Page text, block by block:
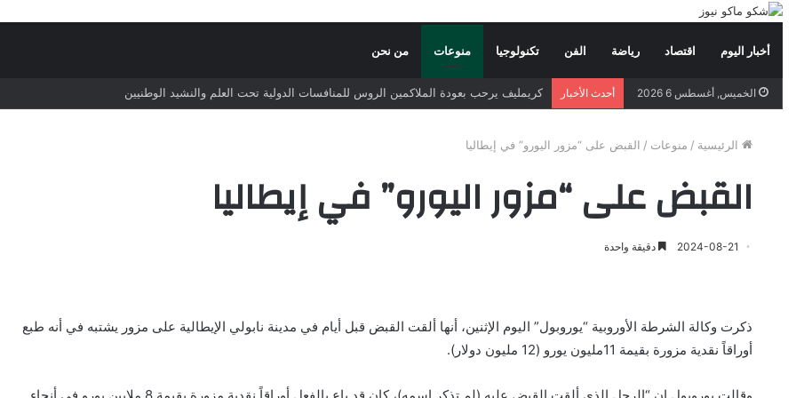
أخبار اليوم اقتصاد رياضة الفن تكنولوجيا منوعات من نحن
الخميس, أغسطس 6 2026 أحدث الأخبار كريمليف يرحب بعودة الملاكمين الروس للمنافسات الدولية تحت العلم والنشيد الوطنيين
الرئيسية / منوعات / القبض على “مزور اليورو” في إيطاليا
القبض على “مزور اليورو” في إيطاليا
2024-08-21 دقيقة واحدة
ذكرت وكالة الشرطة الأوروبية “يوروبول” اليوم الإثنين، أنها ألقت القبض قبل أيام في مدينة نابولي الإيطالية على مزور يشتبه في أنه طبع
أوراقاً نقدية مزورة بقيمة 11مليون يورو (12 مليون دولار).